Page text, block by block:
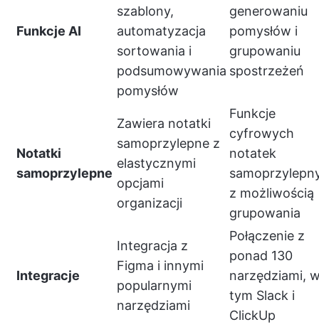
Funkcje AI
szablony,
automatyzacja
sortowania i
podsumowywania
pomysłów
generowaniu
pomysłów i
grupowaniu
spostrzeżeń
Notatki
samoprzylepne
Zawiera notatki
samoprzylepne z
elastycznymi
opcjami
organizacji
Funkcje
cyfrowych
notatek
z możliwością
grupowania
Integracje
Integracja z
Figma i innymi
popularnymi
narzędziami
Połączenie z
ponad 130
narzędziami,
tym Slack i
ClickUp